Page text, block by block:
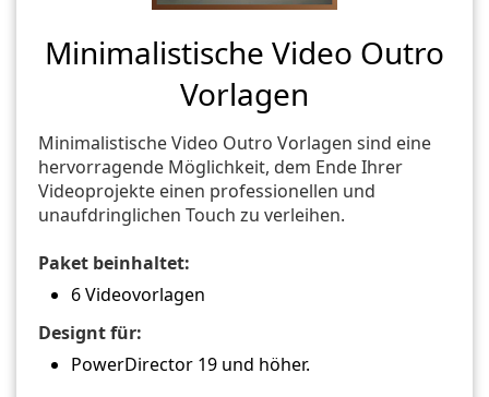
Minimalistische Video Outro
Vorlagen
Minimalistische Video Outro Vorlagen sind eine
hervorragende Möglichkeit, dem Ende Ihrer
Videoprojekte einen professionellen und
unaufdringlichen Touch zu verleihen.
Paket beinhaltet:
6 Videovorlagen
Designt für:
PowerDirector 19 und höher.